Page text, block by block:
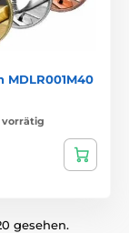
MDLR001M40
vorrätig
gesehen.